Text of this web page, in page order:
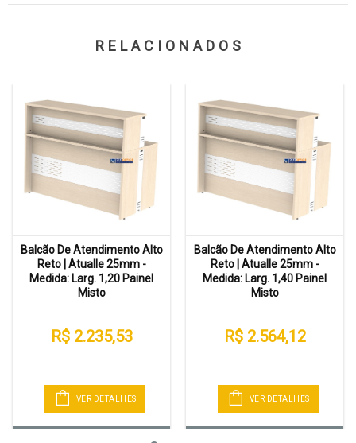
RELACIONADOS
Balcão De Atendimento Alto
Reto | Atualle 25mm -
Medida: Larg. 1,20 Painel
Misto
R$ 2.235,53
VER DETALHES
Balcão De Atendimento Alto
Reto | Atualle 25mm -
Medida: Larg. 1,40 Painel
Misto
R$ 2.564,12
VER DETALHES